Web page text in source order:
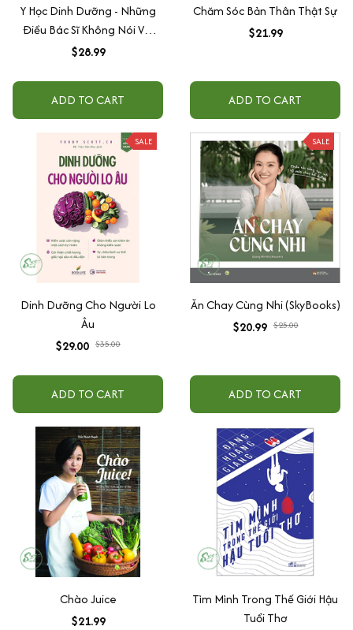
Y Học Dinh Dưỡng - Những
Điều Bác Sĩ Không Nói Với
Bạn
$28.99
ADD TO CART
Chăm Sóc Bản Thân Thật Sự
$21.99
ADD TO CART
SALE
Dinh Dưỡng Cho Người Lo
Âu
$29.00 $35.00
ADD TO CART
SALE
Ăn Chay Cùng Nhi (SkyBooks)
$20.99 $25.00
ADD TO CART
Chào Juice
$21.99
Tìm Mình Trong Thế Giới Hậu
Tuổi Thơ